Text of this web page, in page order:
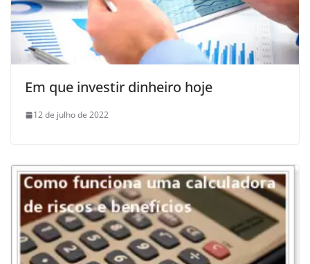
Em que investir dinheiro hoje
12 de julho de 2022